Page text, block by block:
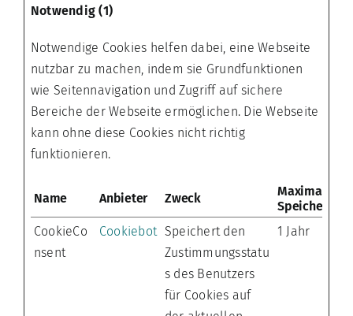
Notwendig (1)
Notwendige Cookies helfen dabei, eine Webseite
nutzbar zu machen, indem sie Grundfunktionen
wie Seitennavigation und Zugriff auf sichere
Bereiche der Webseite ermöglichen. Die Webseite
kann ohne diese Cookies nicht richtig
funktionieren.
Name Anbieter Zweck
Maximale
CookieCo
nsent
Cookiebot Speichert den
Zustimmungsstatu
s des Benutzers
für Cookies auf
1 Jahr